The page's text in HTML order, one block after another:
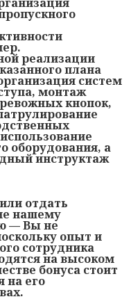
реализации
плана
систем
монтаж
кнопок,
оборудования, а
инструктаж
отдать
нашему
— Вы не
опыт и
сотрудника
на высоком
бонуса стоит
на его